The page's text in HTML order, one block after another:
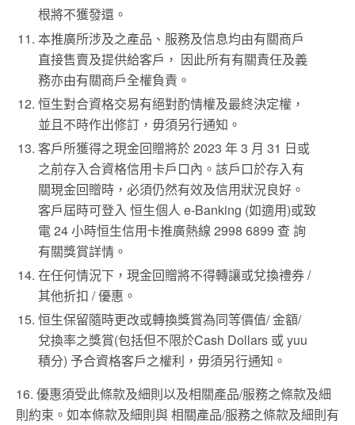
根將不獲發還。
本推廣所涉及之產品、服務及信息均由有關商戶
直接售賣及提供給客戶， 因此所有有關責任及義
務亦由有關商戶全權負責。
恒生對合資格交易有絕對酌情權及最終決定權，
並且不時作出修訂，毋須另行通知。
客戶所獲得之現金回贈將於 2023 年 3 月 31 日或
之前存入合資格信用卡戶口內。該戶口於存入有
關現金回贈時，必須仍然有效及信用狀況良好。
客戶屆時可登入 恒生個人 e-Banking (如適用)或致
電 24 小時恒生信用卡推廣熱線 2998 6899 查 詢
有關獎賞詳情。
在任何情況下，現金回贈將不得轉讓或兌換禮券 /
其他折扣 / 優惠。
恒生保留隨時更改或轉換獎賞為同等價值/ 金額/
兌換率之獎賞(包括但不限於Cash Dollars 或 yuu
積分) 予合資格客戶之權利，毋須另行通知。
16. 優惠須受此條款及細則以及相關產品/服務之條款及細
則約束。如本條款及細則與 相關產品/服務之條款及細則有